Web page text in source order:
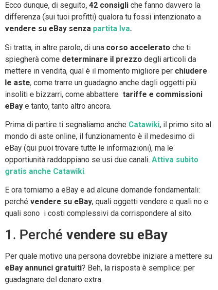
Ecco dunque, di seguito, 42 consigli che fanno davvero la
differenza (sui tuoi profitti) qualora tu fossi intenzionato a
vendere su eBay senza partita Iva.
Si tratta, in altre parole, di una corso accelerato che ti
spiegherà come determinare il prezzo degli articoli da
mettere in vendita, qual è il momento migliore per chiudere
le aste, come trarre un guadagno anche dagli oggetti più
insoliti e bizzarri, come abbattere tariffe e commissioni
eBay e tanto, tanto altro ancora.
Prima di partire ti segnaliamo anche Catawiki, il primo sito al
mondo di aste online, il funzionamento è il medesimo di
eBay (qui puoi trovare tutte le informazioni), ma le
opportiunità raddoppiano se usi due canali. Attiva subito
gratis anche Catawiki.
E ora torniamo a eBay e ad alcune domande fondamentali:
perché vendere su eBay, quali oggetti vendere e quali no e
quali sono i costi complessivi da corrispondere al sito.
1. Perché vendere su eBay
Per quale motivo una persona dovrebbe iniziare a mettere su
eBay annunci gratuiti? Beh, la risposta è semplice: per
guadagnare del denaro extra.